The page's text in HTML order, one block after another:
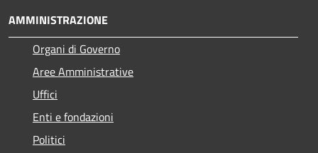
AMMINISTRAZIONE
Organi di Governo
Aree Amministrative
Uffici
Enti e fondazioni
Politici